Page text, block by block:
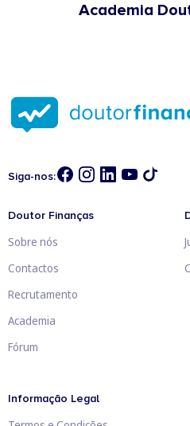
Academia
Siga-nos:
Doutor Finanças
Sobre nós
Contactos
Recrutamento
Academia
Fórum
Informação Legal